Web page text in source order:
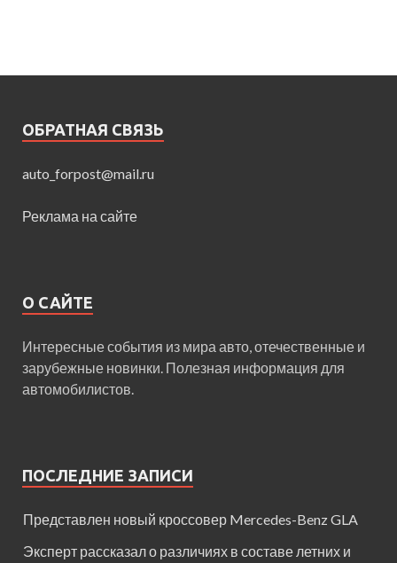
ОБРАТНАЯ СВЯЗЬ
auto_forpost@mail.ru
Реклама на сайте
О САЙТЕ
Интересные события из мира авто, отечественные и
зарубежные новинки. Полезная информация для
автомобилистов.
ПОСЛЕДНИЕ ЗАПИСИ
Представлен новый кроссовер Mercedes-Benz GLA
Эксперт рассказал о различиях в составе летних и